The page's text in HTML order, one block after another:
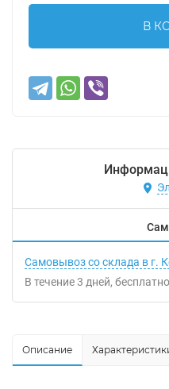
В
Самовывоз со склада в г.
В течение3 дней Бесплатно
Описание